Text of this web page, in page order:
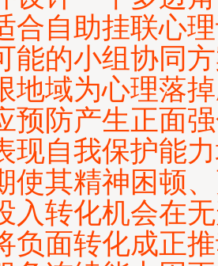
合自助挂联心
能的小组协同
地域为心理落
预防产生正面
现自我保护能
使其精神困顿
入转化机会在
负面转化成正